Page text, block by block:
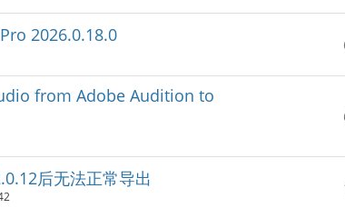
2026.0.18.0
from Adobe Audition to
后无法正常导出